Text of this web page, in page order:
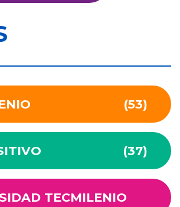
(53)
(37)
TECMILENIO